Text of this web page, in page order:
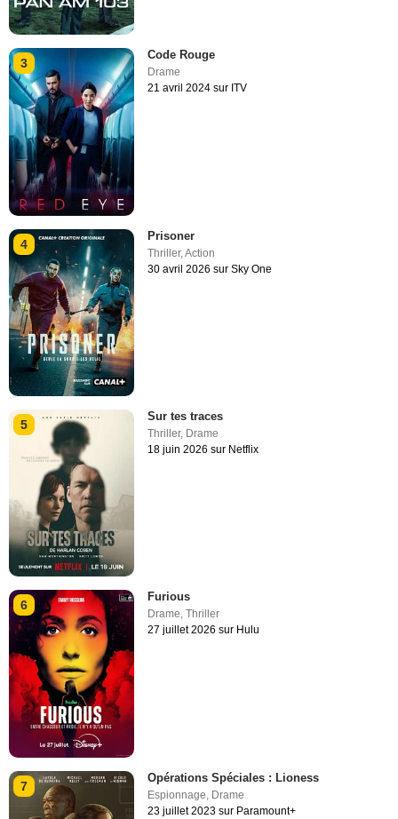
3
Code Rouge
Drame
21 avril 2024 sur ITV
4
Prisoner
Thriller,Action
30 avril 2026 sur Sky One
5
Sur tes traces
Thriller, Drame
18 juin 2026 sur Netflix
6
Furious
Drame,Thriller
27 juillet 2026 sur Hulu
7
Opérations Spéciales : Lioness
Espionnage Drame
23 juillet 2023 sur Paramount+